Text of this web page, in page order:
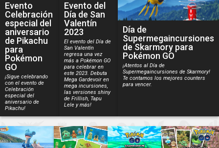
Evento
Celebración
especial del
aniversario
de Pikachu
para
Pokémon
GO
¡Sigue celebrando
con el evento de
Celebración
especial del
aniversario de
Pikachu!
Evento del
Día de San
Valentín
2023
El evento del Día de
San Valentín
regresa una vez
más a Pokémon GO
para celebrar en
este 2023. Debuta
Mega Gardevoir en
mega incursiones,
las versiones shiny
de Frillish, Tapu
Lele y más!
Día de
Supermegaincursiones
de Skarmory para
Pokémon GO
¡Atentos al Día de
Supermegaincursiones de Skarmory!
Te contamos los mejores counters
para vencer.